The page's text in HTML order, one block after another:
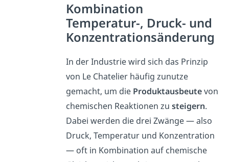
Kombination
Temperatur-, Druck- und
Konzentrationsänderung
In der Industrie wird sich das Prinzip
von Le Chatelier häufig zunutze
gemacht, um die Produktausbeutevon
chemischen Reaktionen zusteigern.
Dabei werden die drei Zwänge — also
Druck, Temperatur und Konzentration
— oft in Kombination auf chemische